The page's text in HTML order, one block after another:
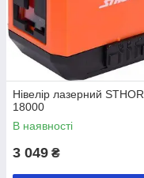
Нівелір лазерний STHOR
18000
В наявності
3 049 ₴